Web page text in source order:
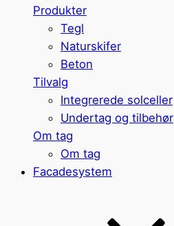
Produkter
Tegl
Naturskifer
Beton
Tilvalg
Integrerede solceller
Undertag og tilbehør
Om tag
Om tag
Facadesystem